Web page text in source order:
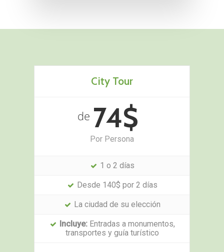
City Tour
de74$
Por Persona
1 o 2 días
Desde 140$ por 2 días
La ciudad de su elección
Incluye: Entradas a monumentos,
transportes y guía turístico